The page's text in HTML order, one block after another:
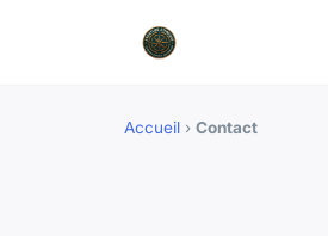
Accueil › Contact